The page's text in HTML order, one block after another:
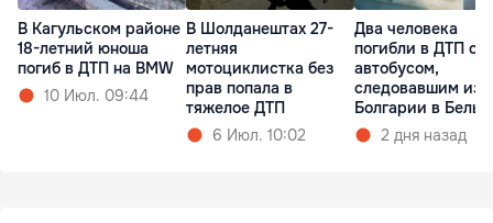
В Кагульском районе
18-летний юноша
погиб в ДТП на BMW
10 Июл. 09:44
В Шолданештах 27-
летняя
мотоциклистка без
прав попала в
тяжелое ДТП
6 Июл. 10:02
Два человека
погибли в ДТП с
автобусом,
следовавшим из
Болгарии в
2 дня назад